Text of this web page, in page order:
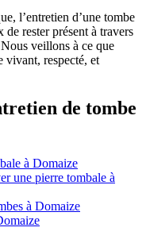
l’entretien d’une tombe
rester présent à travers
veillons à ce que
vivant, respecté, et
de tombe
à Domaize
une pierre tombale à
à Domaize